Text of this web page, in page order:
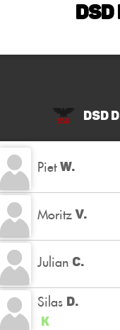
DSD
Piet W.
Moritz V.
Julian C.
Silas D.
K